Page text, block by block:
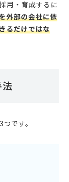
用・育成するに
外部の会社に依
るだけではな
です。